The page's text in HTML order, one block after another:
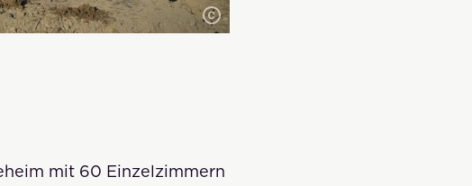
mit 60 Einzelzimmern